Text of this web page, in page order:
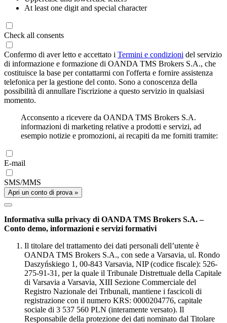
At least one digit and special character
Check all consents
Confermo di aver letto e accettato i Termini e condizioni del servizio
di informazione e formazione di OANDA TMS Brokers S.A., che
costituisce la base per contattarmi con l'offerta e fornire assistenza
telefonica per la gestione del conto. Sono a conoscenza della
possibilità di annullare l'iscrizione a questo servizio in qualsiasi
momento.
Acconsento a ricevere da OANDA TMS Brokers S.A.
informazioni di marketing relative a prodotti e servizi, ad
esempio notizie e promozioni, ai recapiti da me forniti tramite:
E-mail
SMS/MMS
Apri un conto di prova »
Informativa sulla privacy di OANDA TMS Brokers S.A. –
Conto demo, informazioni e servizi formativi
Il titolare del trattamento dei dati personali dell’utente è
OANDA TMS Brokers S.A., con sede a Varsavia, ul. Rondo
Daszyńskiego 1, 00-843 Varsavia, NIP (codice fiscale): 526-
275-91-31, per la quale il Tribunale Distrettuale della Capitale
di Varsavia a Varsavia, XIII Sezione Commerciale del
Registro Nazionale dei Tribunali, mantiene i fascicoli di
registrazione con il numero KRS: 0000204776, capitale
sociale di 3 537 560 PLN (interamente versato). Il
Responsabile della protezione dei dati nominato dal Titolare